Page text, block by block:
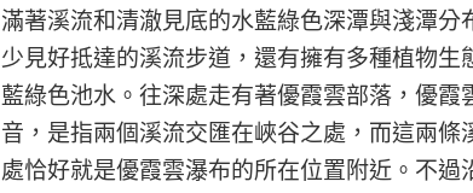
滿著溪流和清澈見底的水藍綠色深潭與淺潭
少見好抵達的溪流步道，還有擁有多種植物生
藍綠色池水。往深處走有著優霞雲部落，優
音，是指兩個溪流交匯在峽谷之處，而這兩
處恰好就是優霞雲瀑布的所在位置附近。不